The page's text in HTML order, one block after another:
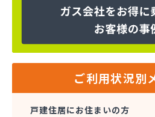
ご利用状況別
戸建住居にお住まいの方